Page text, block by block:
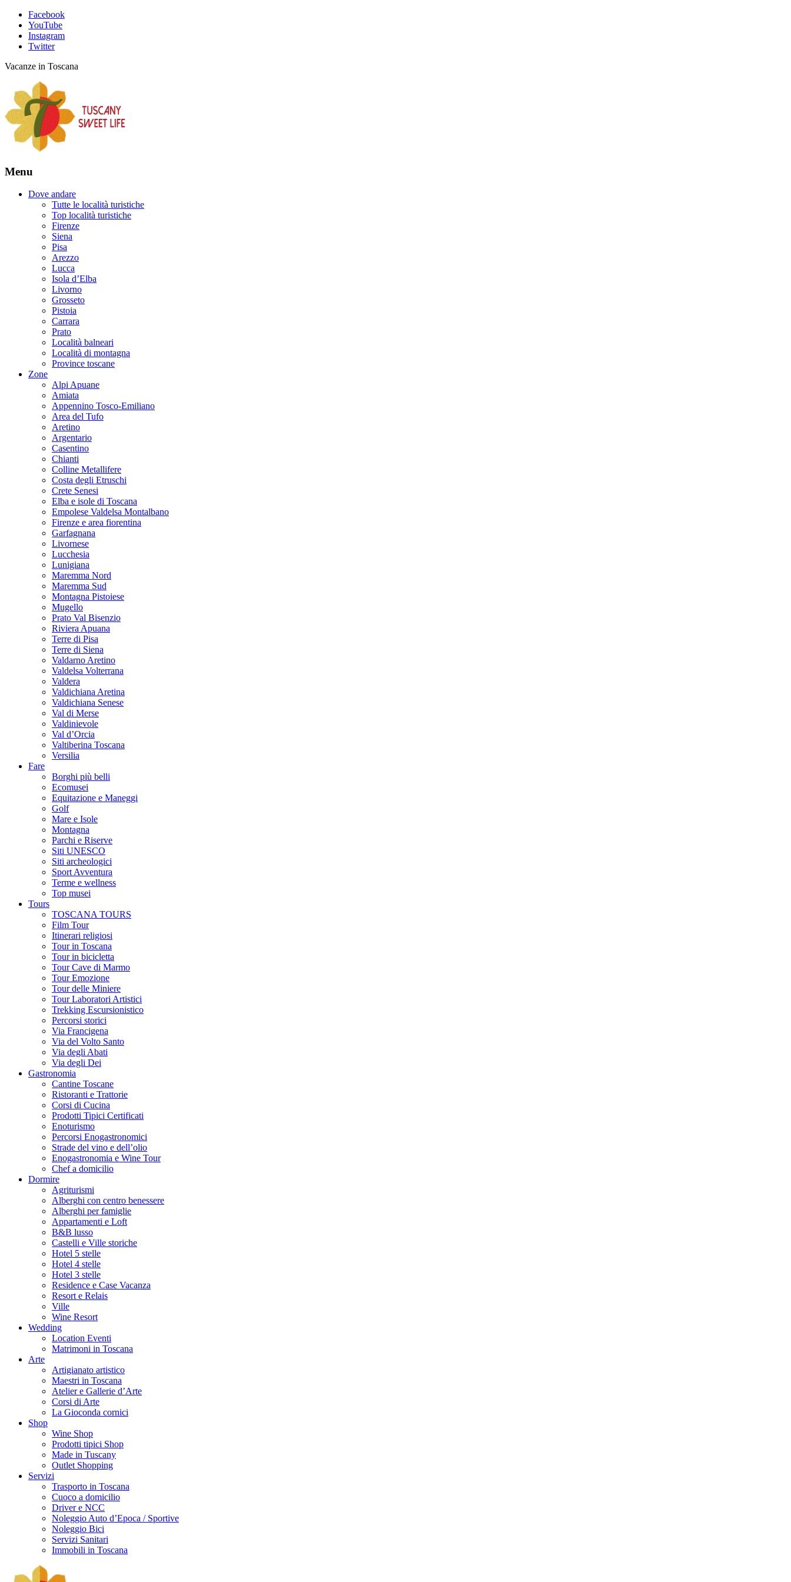
Facebook
YouTube
Instagram
Twitter
Vacanze in Toscana
Menu
Dove andare
Tutte le località turistiche
Top località turistiche
Firenze
Siena
Pisa
Arezzo
Lucca
Isola d’Elba
Livorno
Grosseto
Pistoia
Carrara
Prato
Località balneari
Località di montagna
Province toscane
Zone
Alpi Apuane
Amiata
Appennino Tosco-Emiliano
Area del Tufo
Aretino
Argentario
Casentino
Chianti
Colline Metallifere
Costa degli Etruschi
Crete Senesi
Elba e isole di Toscana
Empolese Valdelsa Montalbano
Firenze e area fiorentina
Garfagnana
Livornese
Lucchesia
Lunigiana
Maremma Nord
Maremma Sud
Montagna Pistoiese
Mugello
Prato Val Bisenzio
Riviera Apuana
Terre di Pisa
Terre di Siena
Valdarno Aretino
Valdelsa Volterrana
Valdera
Valdichiana Aretina
Valdichiana Senese
Val di Merse
Valdinievole
Val d’Orcia
Valtiberina Toscana
Versilia
Fare
Borghi più belli
Ecomusei
Equitazione e Maneggi
Golf
Mare e Isole
Montagna
Parchi e Riserve
Siti UNESCO
Siti archeologici
Sport Avventura
Terme e wellness
Top musei
Tours
TOSCANA TOURS
Film Tour
Itinerari religiosi
Tour in Toscana
Tour in bicicletta
Tour Cave di Marmo
Tour Emozione
Tour delle Miniere
Tour Laboratori Artistici
Trekking Escursionistico
Percorsi storici
Via Francigena
Via del Volto Santo
Via degli Abati
Via degli Dei
Gastronomia
Cantine Toscane
Ristoranti e Trattorie
Corsi di Cucina
Prodotti Tipici Certificati
Enoturismo
Percorsi Enogastronomici
Strade del vino e dell’olio
Enogastronomia e Wine Tour
Chef a domicilio
Dormire
Agriturismi
Alberghi con centro benessere
Alberghi per famiglie
Appartamenti e Loft
B&B lusso
Castelli e Ville storiche
Hotel 5 stelle
Hotel 4 stelle
Hotel 3 stelle
Residence e Case Vacanza
Resort e Relais
Ville
Wine Resort
Wedding
Location Eventi
Matrimoni in Toscana
Arte
Artigianato artistico
Maestri in Toscana
Atelier e Gallerie d’Arte
Corsi di Arte
La Gioconda cornici
Shop
Wine Shop
Prodotti tipici Shop
Made in Tuscany
Outlet Shopping
Servizi
Trasporto in Toscana
Cuoco a domicilio
Driver e NCC
Noleggio Auto d’Epoca / Sportive
Noleggio Bici
Servizi Sanitari
Immobili in Toscana